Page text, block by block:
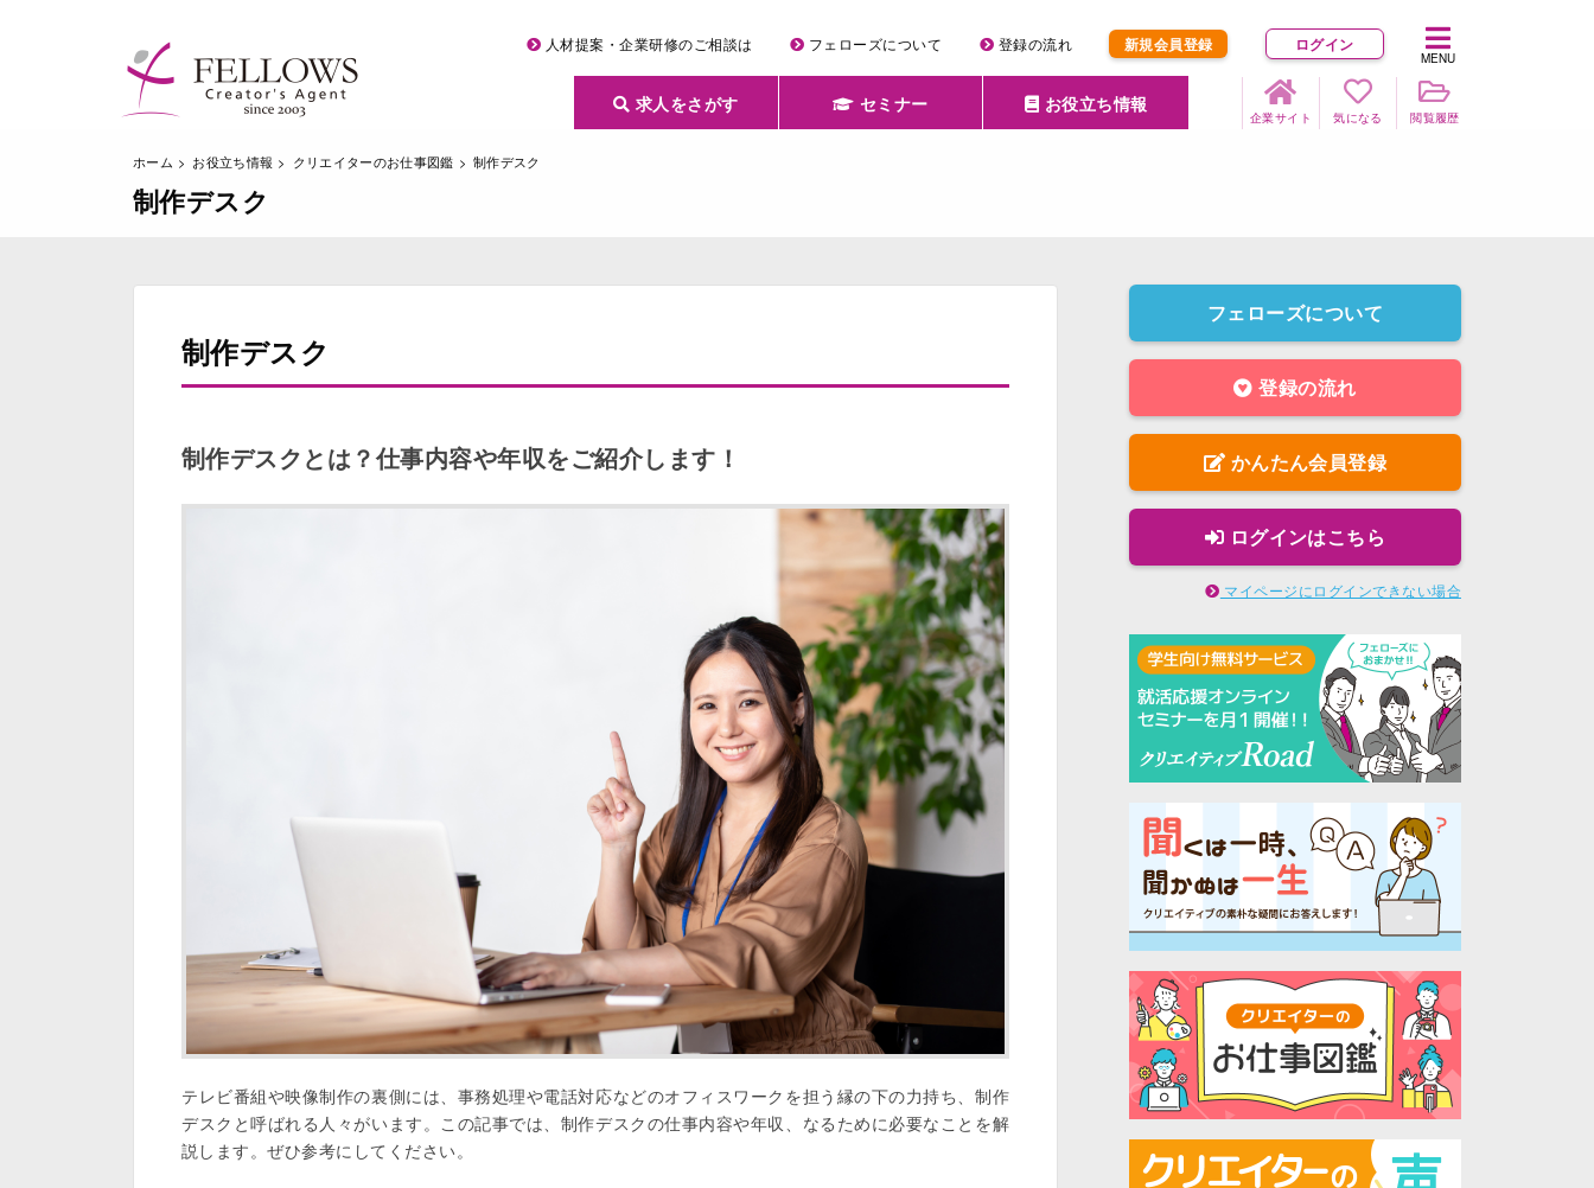
人材提案・企業研修のご相談は フェローズについて 登録の流れ 新規会員登録 ログイン
MENU
求人をさがす セミナー お役立ち情報
企業サイト 気になる 閲覧履歴
ホーム お役立ち情報 クリエイターのお仕事図鑑 制作デスク
制作デスク
制作デスク
制作デスクとは？仕事内容や年収をご紹介します！
テレビ番組や映像制作の裏側には、事務処理や電話対応などのオフィスワークを担う縁の下の力持ち、制作
デスクと呼ばれる人々がいます。この記事では、制作デスクの仕事内容や年収、なるために必要なことを解
説します。ぜひ参考にしてください。
フェローズについて
登録の流れ
かんたん会員登録
ログインはこちら
マイページにログインできない場合